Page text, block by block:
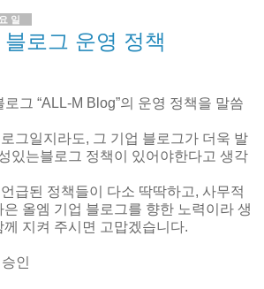
일
로그 운영 정책
그 “ALL-M Blog”의 운영 정책을 말씀
그일지라도, 그 기업 블로그가 더욱 발
있는블로그 정책이 있어야한다고 생각
급된 정책들이 다소 딱딱하고, 사무적
올엠 기업 블로그를 향한 노력이라 생
지켜 주시면 고맙겠습니다.
인